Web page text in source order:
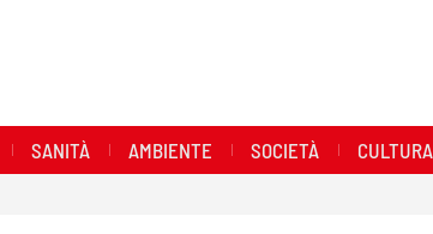
SANITÀ AMBIENTE SOCIETÀ CULTURA